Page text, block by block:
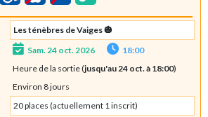
Les ténèbres de Vaiges 🎃
Sam. 24 oct. 2026
18:00
Heure de la sortie (jusqu'au 24 oct. à 18:00)
Environ 8 jours
20 places (actuellement 1 inscrit)